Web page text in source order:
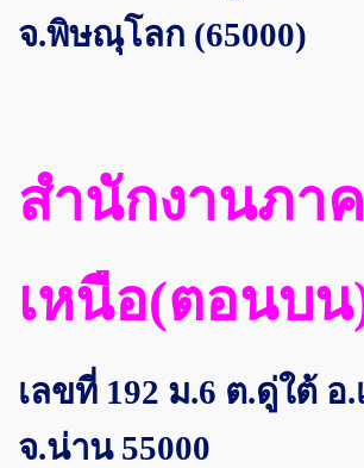
จ.พิษณุโลก (65000)
สำนักงานภาค
เหนือ(ตอนบน
เลขที่ 192 ม.6 ต.ดู่ใต้ อ
จ.น่าน 55000